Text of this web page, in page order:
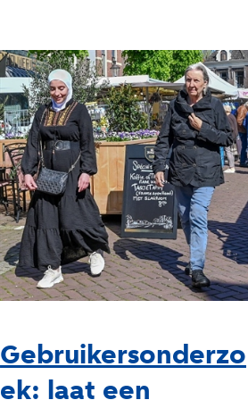
Gebruikersonderzo
ek: laat een